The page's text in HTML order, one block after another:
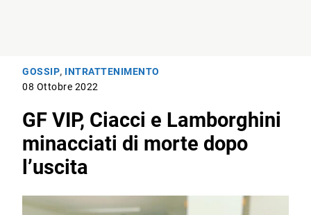
GOSSIP, INTRATTENIMENTO
08 Ottobre 2022
GF VIP, Ciacci e Lamborghini
minacciati di morte dopo
l’uscita